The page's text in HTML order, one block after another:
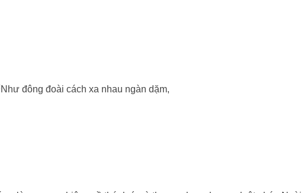
Như đông đoài cách xa nhau ngàn dặm,